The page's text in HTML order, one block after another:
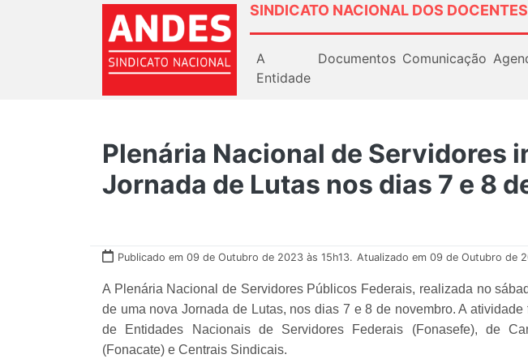
SINDICATO NACIONAL DOS
A
Entidade
Documentos Comunicação
Plenária Nacional de Servidores
Jornada de Lutas nos dias 7 e 8
Publicado em 09 de Outubro de 2023 às 15h13. Atualizado em 09 de Outubro de
A Plenária Nacional de Servidores Públicos Federais, realizada no
de uma nova Jornada de Lutas, nos dias 7 e 8 de novembro. A
de Entidades Nacionais de Servidores Federais (Fonasefe), de
(Fonacate) e Centrais Sindicais.